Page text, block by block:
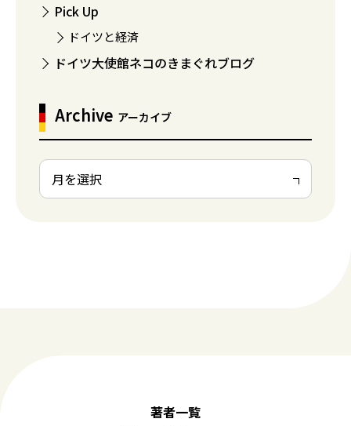
Pick Up
ドイツと経済
ドイツ大使館ネコのきまぐれブログ
Archive アーカイブ
著者一覧